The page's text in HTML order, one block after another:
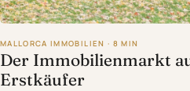
MALLORCA IMMOBILIEN · 8 MIN
Der Immobilienmarkt
Erstkäufer